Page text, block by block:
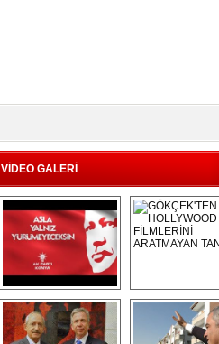
VİDEO GALERİ
Asla Yalnız
Yürümeyeceksin
Uzun Adam